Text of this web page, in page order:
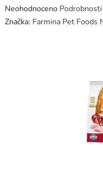
Průměrné
hodnocení
Neohodnoceno
Značka: Farmina Pet Foods